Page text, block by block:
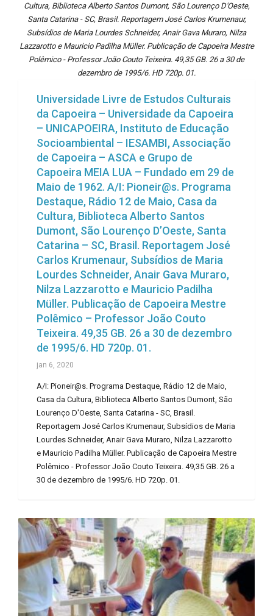
Cultura, Biblioteca Alberto Santos Dumont, São Lourenço D'Oeste,
Santa Catarina - SC, Brasil. Reportagem José Carlos Krumenaur,
Subsídios de Maria Lourdes Schneider, Anair Gava Muraro, Nilza
Lazzarotto e Mauricio Padilha Müller. Publicação de Capoeira Mestre
Polêmico - Professor João Couto Teixeira. 49,35 GB. 26 a 30 de
dezembro de 1995/6. HD 720p. 01.
Universidade Livre de Estudos Culturais
da Capoeira – Universidade da Capoeira
– UNICAPOEIRA, Instituto de Educação
Socioambiental – IESAMBI, Associação
de Capoeira – ASCA e Grupo de
Capoeira MEIA LUA – Fundado em 29 de
Maio de 1962. A/I: Pioneir@s. Programa
Destaque, Rádio 12 de Maio, Casa da
Cultura, Biblioteca Alberto Santos
Dumont, São Lourenço D’Oeste, Santa
Catarina – SC, Brasil. Reportagem José
Carlos Krumenaur, Subsídios de Maria
Lourdes Schneider, Anair Gava Muraro,
Nilza Lazzarotto e Mauricio Padilha
Müller. Publicação de Capoeira Mestre
Polêmico – Professor João Couto
Teixeira. 49,35 GB. 26 a 30 de dezembro
de 1995/6. HD 720p. 01.
jan 6, 2020
A/I: Pioneir@s. Programa Destaque, Rádio 12 de Maio,
Casa da Cultura, Biblioteca Alberto Santos Dumont, São
Lourenço D'Oeste, Santa Catarina - SC, Brasil.
Reportagem José Carlos Krumenaur, Subsídios de Maria
Lourdes Schneider, Anair Gava Muraro, Nilza Lazzarotto
e Mauricio Padilha Müller. Publicação de Capoeira Mestre
Polêmico - Professor João Couto Teixeira. 49,35 GB. 26 a
30 de dezembro de 1995/6. HD 720p. 01.